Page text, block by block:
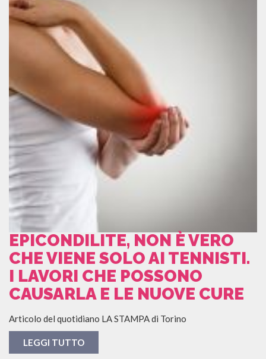
EPICONDILITE, NON È VERO
CHE VIENE SOLO AI TENNISTI.
I LAVORI CHE POSSONO
CAUSARLA E LE NUOVE CURE
Articolo del quotidiano LA STAMPA di Torino
LEGGI TUTTO